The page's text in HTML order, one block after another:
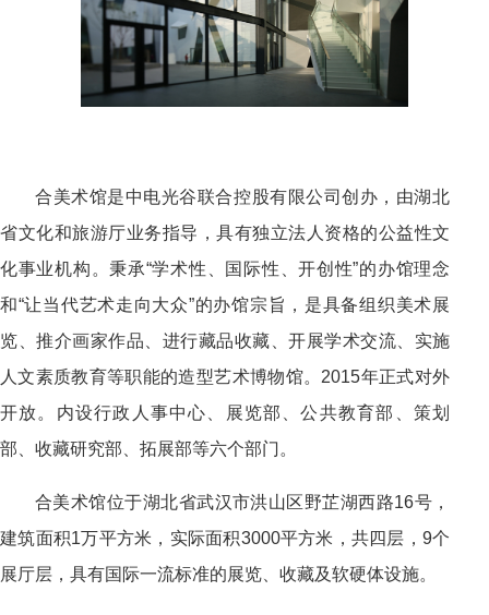
合美术馆是中电光谷联合控股有限公司创办，由湖北
省文化和旅游厅业务指导，具有独立法人资格的公益性文
化事业机构。秉承“学术性、国际性、开创性”的办馆理念
和“让当代艺术走向大众”的办馆宗旨，是具备组织美术展
览、推介画家作品、进行藏品收藏、开展学术交流、实施
人文素质教育等职能的造型艺术博物馆。2015年正式对外
开放。内设行政人事中心、展览部、公共教育部、策划
部、收藏研究部、拓展部等六个部门。
合美术馆位于湖北省武汉市洪山区野芷湖西路16号，
建筑面积1万平方米，实际面积3000平方米，共四层，9个
展厅层，具有国际一流标准的展览、收藏及软硬体设施。